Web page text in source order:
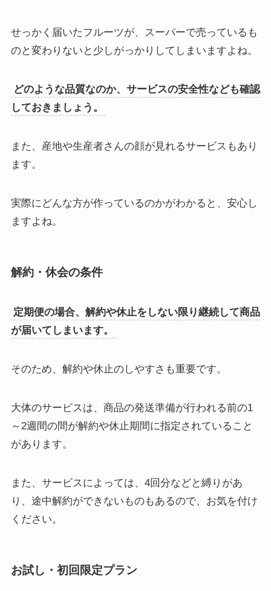
せっかく届いたフルーツが、スーパーで売っているも
のと変わりないと少しがっかりしてしまいますよね。
どのような品質なのか、サービスの安全性なども確認
しておきましょう。
また、産地や生産者さんの顔が見れるサービスもあり
ます。
実際にどんな方が作っているのかがわかると、安心し
ますよね。
解約・休会の条件
定期便の場合、解約や休止をしない限り継続して商品
が届いてしまいます。
そのため、解約や休止のしやすさも重要です。
大体のサービスは、商品の発送準備が行われる前の1
～2週間の間が解約や休止期間に指定されていること
があります。
また、サービスによっては、4回分などと縛りがあ
り、途中解約ができないものもあるので、お気を付け
ください。
お試し・初回限定プラン